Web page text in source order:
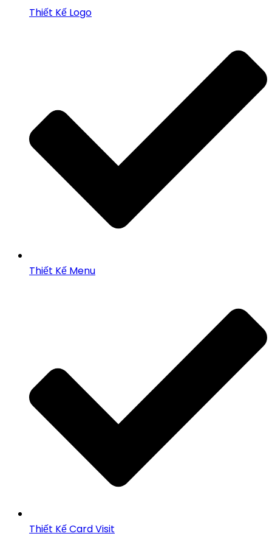
Thiết Kế Logo
Thiết Kế Menu
Thiết Kế Card Visit